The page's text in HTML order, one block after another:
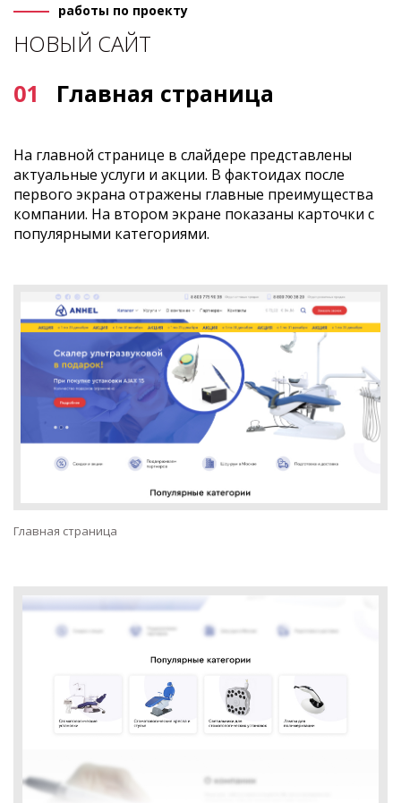
работы по проекту
НОВЫЙ САЙТ
01 Главная страница
На главной странице в слайдере представлены
актуальные услуги и акции. В фактоидах после
первого экрана отражены главные преимущества
компании. На втором экране показаны карточки с
популярными категориями.
Главная страница